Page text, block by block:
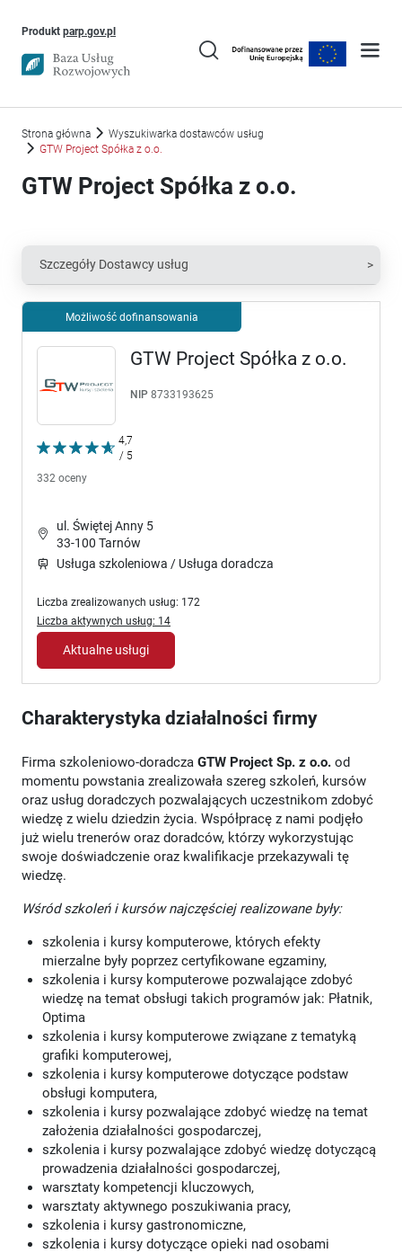
Produkt parp.gov.plUwaga, link otworzy się w nowym oknie
Strona główna
Wyszukiwarka dostawców usług
GTW Project Spółka z o.o.
GTW Project Spółka z o.o.
Możliwość dofinansowania
4,7
/ 5
332 oceny
GTW Project Spółka z o.o.
NIP 8733193625
ul. Świętej Anny 5
33-100 Tarnów
Usługa szkoleniowa / Usługa doradcza
Liczba zrealizowanych usług: 172
Liczba aktywnych usług: 14
Aktualne usługi
Charakterystyka działalności firmy
Firma szkoleniowo-doradcza GTW Project Sp. z o.o. od
momentu powstania zrealizowała szereg szkoleń, kursów
oraz usług doradczych pozwalających uczestnikom zdobyć
wiedzę z wielu dziedzin życia. Współpracę z nami podjęło
już wielu trenerów oraz doradców, którzy wykorzystując
swoje doświadczenie oraz kwalifikacje przekazywali tę
wiedzę.
Wśród szkoleń i kursów najczęściej realizowane były:
szkolenia i kursy komputerowe, których efekty
mierzalne były poprzez certyfikowane egzaminy,
szkolenia i kursy komputerowe pozwalające zdobyć
wiedzę na temat obsługi takich programów jak: Płatnik,
Optima
szkolenia i kursy komputerowe związane z tematyką
grafiki komputerowej,
szkolenia i kursy komputerowe dotyczące podstaw
obsługi komputera,
szkolenia i kursy pozwalające zdobyć wiedzę na temat
założenia działalności gospodarczej,
szkolenia i kursy pozwalające zdobyć wiedzę dotyczącą
prowadzenia działalności gospodarczej,
warsztaty kompetencji kluczowych,
warsztaty aktywnego poszukiwania pracy,
szkolenia i kursy gastronomiczne,
szkolenia i kursy dotyczące opieki nad osobami
Szczegóły Dostawcy usług